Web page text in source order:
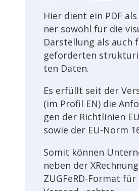
Hier dient ein PDF
ner sowohl für die
Darstel­lung als auch
gefor­der­ten
ten Daten.
Es erfüllt seit der
(im Profil EN) die
gen der Richt­li­nien
sowie der EU-Norm
Somit können
neben der
ZUGFeRD-Format für